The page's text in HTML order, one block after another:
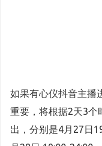
如果有心仪抖音主播
重要，将根据2天3个
出，分别是4月27日